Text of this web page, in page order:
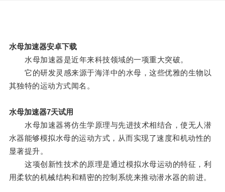
水母加速器安卓下载
水母加速器是近年来科技领域的一项重大突破。
它的研发灵感来源于海洋中的水母，这些优雅的生物以
其独特的运动方式闻名。
水母加速器7天试用
水母加速器将仿生学原理与先进技术相结合，使无人潜
水器能够模拟水母的运动方式，从而实现了速度和机动性的
显著提升。
这项创新性技术的原理是通过模拟水母运动的特征，利
用柔软的机械结构和精密的控制系统来推动潜水器的前进。